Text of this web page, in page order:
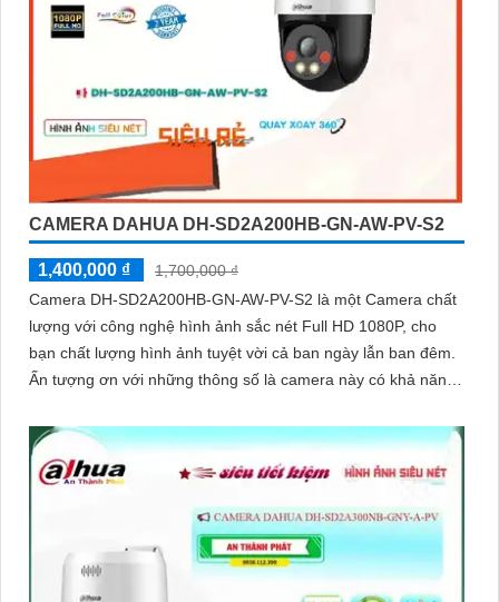
CAMERA DAHUA DH-SD2A200HB-GN-AW-PV-S2
1,400,000 ₫
1,700,000 ₫
Camera DH-SD2A200HB-GN-AW-PV-S2 là một Camera chất
lượng với công nghệ hình ảnh sắc nét Full HD 1080P, cho
bạn chất lượng hình ảnh tuyệt vời cả ban ngày lẫn ban đêm.
Ấn tượng ơn với những thông số là camera này có khả năng
vào ban đêm